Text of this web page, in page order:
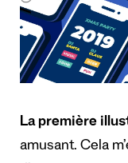
La première
amusant. Cela